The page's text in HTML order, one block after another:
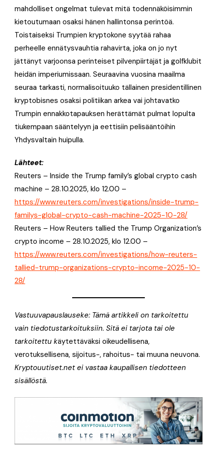
mahdolliset ongelmat tulevat mitä todennäköisimmin
kietoutumaan osaksi hänen hallintonsa perintöä.
Toistaiseksi Trumpien kryptokone syytää rahaa
perheelle ennätysvauhtia rahavirta, joka on jo nyt
jättänyt varjoonsa perinteiset pilvenpiirtäjät ja golfklubit
heidän imperiumissaan. Seuraavina vuosina maailma
seuraa tarkasti, normalisoituuko tällainen presidentillinen
kryptobisnes osaksi politiikan arkea vai johtavatko
Trumpin ennakkotapauksen herättämät pulmat lopulta
tiukempaan sääntelyyn ja eettisiin pelisääntöihin
Yhdysvaltain huipulla.
Lähteet:
Reuters – Inside the Trump family’s global crypto cash
machine – 28.10.2025, klo 12.00 –
https://www.reuters.com/investigations/inside-trump-
familys-global-crypto-cash-machine-2025-10-28/
Reuters – How Reuters tallied the Trump Organization’s
crypto income – 28.10.2025, klo 12.00 –
https://www.reuters.com/investigations/how-reuters-
tallied-trump-organizations-crypto-income-2025-10-
28/
Vastuuvapauslauseke: Tämä artikkeli on tarkoitettu
vain tiedotustarkoituksiin. Sitä ei tarjota tai ole
tarkoitettu käytettäväksi oikeudellisena,
verotuksellisena, sijoitus-, rahoitus- tai muuna neuvona.
Kryptouutiset.net ei vastaa kaupallisen tiedotteen
sisällöstä.